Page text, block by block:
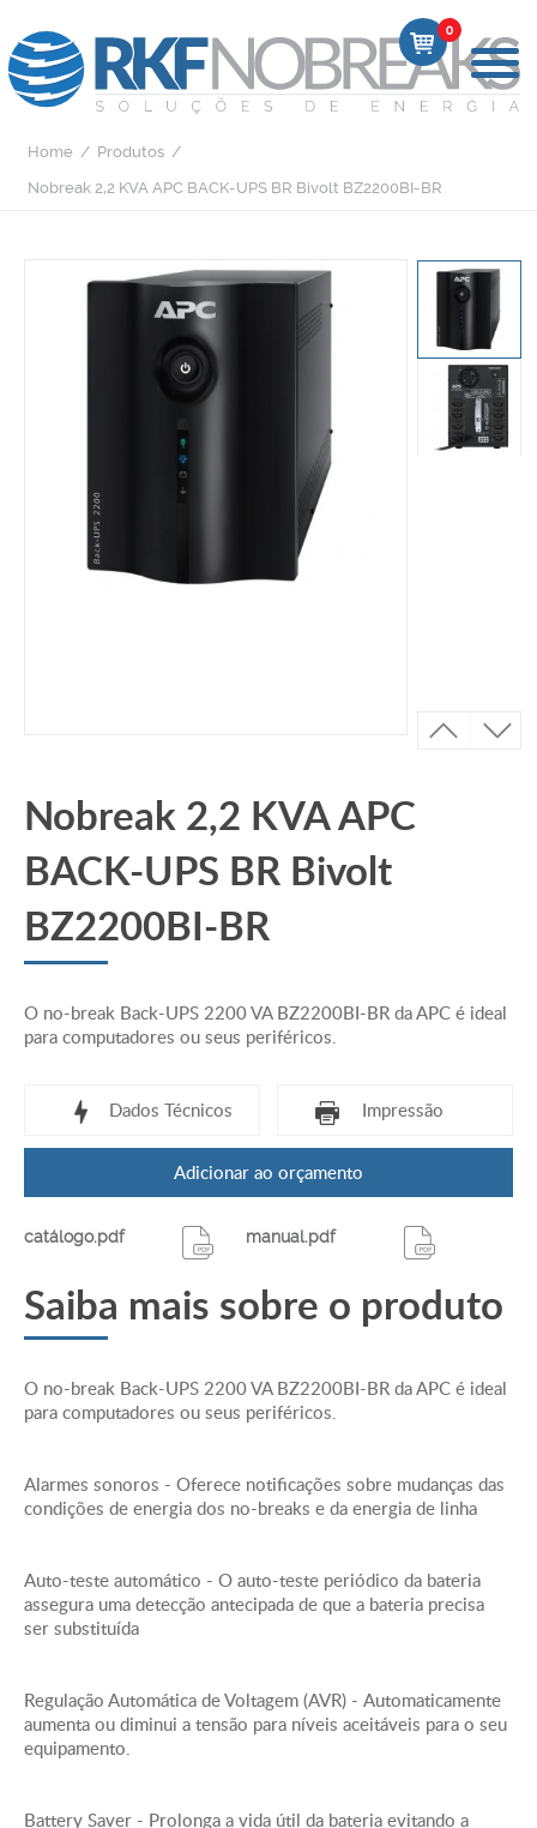
0
Home / Produtos /
Nobreak 2,2 KVA APC BACK-UPS BR Bivolt BZ2200BI-BR
Nobreak 2,2 KVA APC
BACK-UPS BR Bivolt
BZ2200BI-BR
O no-break Back-UPS 2200 VA BZ2200BI-BR da APC é ideal
para computadores ou seus periféricos.
Dados Técnicos
kVA
/ 2.2 kVA
Tipo de forma de onda - Senoidal aproximada
Entrada
Frequência de entrada - 60 Hz
Tipo de Conexão de Entrada - NBR 14136
principais operações - 90 - 140 / 180 - 250V
Número de Cabos de Alimentação - 1
Tipo de bateria: Bateria selada Chumbo-Acido livre
de manutenção : a prova de vasamento
24008
Vida útil esperada das
Impressão
Adicionar ao orçamento
catálogo.pdf manual.pdf
Saiba mais sobre o produto
O no-break Back-UPS 2200 VA BZ2200BI-BR da APC é ideal
para computadores ou seus periféricos.
Alarmes sonoros - Oferece notificações sobre mudanças das
condições de energia dos no-breaks e da energia de linha
Auto-teste automático - O auto-teste periódico da bateria
assegura uma detecção antecipada de que a bateria precisa
ser substituída
Regulação Automática de Voltagem (AVR) - Automaticamente
aumenta ou diminui a tensão para níveis aceitáveis para o seu
equipamento.
Battery Saver - Prolonga a vida útil da bateria evitando a